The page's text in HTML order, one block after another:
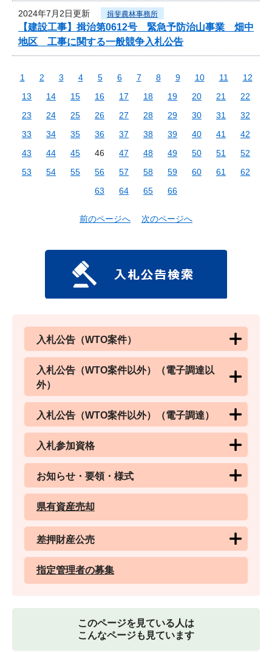
2024年7月2日更新 揖斐農林事務所
【建設工事】揖治第0612号 緊急予防治山事業 畑中
地区 工事に関する一般競争入札公告
1 2 3 4 5 6 7 8 9 10 11
12
13
14 15 16 17 18 19 20 21
22
23
24 25 26 27 28 29 30 31
32
33
34 35 36 37 38 39 40 41
42
43
44 45 46 47 48 49 50 51
52
53
54 55 56 57 58 59 60 61
62
63
64 65 66
前のページへ 次のページへ
入札公告（WTO案件）
入札公告（WTO案件以外）（電子調達以
外）
入札公告（WTO案件以外）（電子調達）
入札参加資格
お知らせ・要領・様式
県有資産売却
差押財産公売
指定管理者の募集
このページを見ている人は
こんなページも見ています